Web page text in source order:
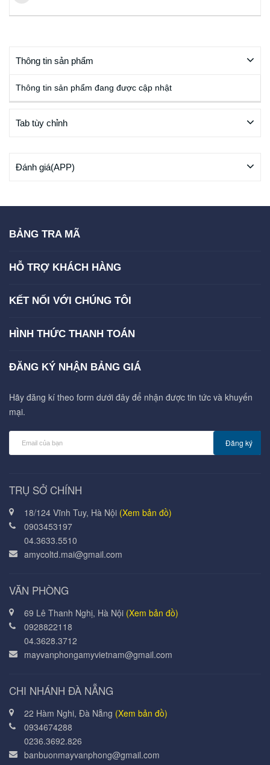
Thông tin sản phẩm
Thông tin sản phẩm đang được cập nhật
Tab tùy chỉnh
Đánh giá(APP)
BẢNG TRA MÃ
HỖ TRỢ KHÁCH HÀNG
KẾT NỐI VỚI CHÚNG TÔI
HÌNH THỨC THANH TOÁN
ĐĂNG KÝ NHẬN BẢNG GIÁ
Hãy đăng kí theo form dưới đây để nhận được tin tức và khuyến
mại.
Đăng ký
TRỤ SỞ CHÍNH
18/124 Vĩnh Tuy, Hà Nội (Xem bản đồ)
0903453197
04.3633.5510
amycoltd.mai@gmail.com
VĂN PHÒNG
69 Lê Thanh Nghị, Hà Nội (Xem bản đồ)
0928822118
04.3628.3712
mayvanphongamyvietnam@gmail.com
CHI NHÁNH ĐÀ NẴNG
22 Hàm Nghi, Đà Nẵng (Xem bản đồ)
0934674288
0236.3692.826
banbuonmayvanphong@gmail.com